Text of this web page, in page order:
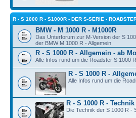
R - S 1000 R - S1000R - DER S-SERIE -
BMW - M 1000 R - M1000R
Das Unterforum zur M-Version der S
der BMW M 1000 R - Allgemein
R - S 1000 R - Allgemein - ab
Alle Infos rund um die Roadster S 1000
R - S 1000 R -
Alle Infos rund um die
R - S 1000 R - Technik
Die Technik der S 1000 R -